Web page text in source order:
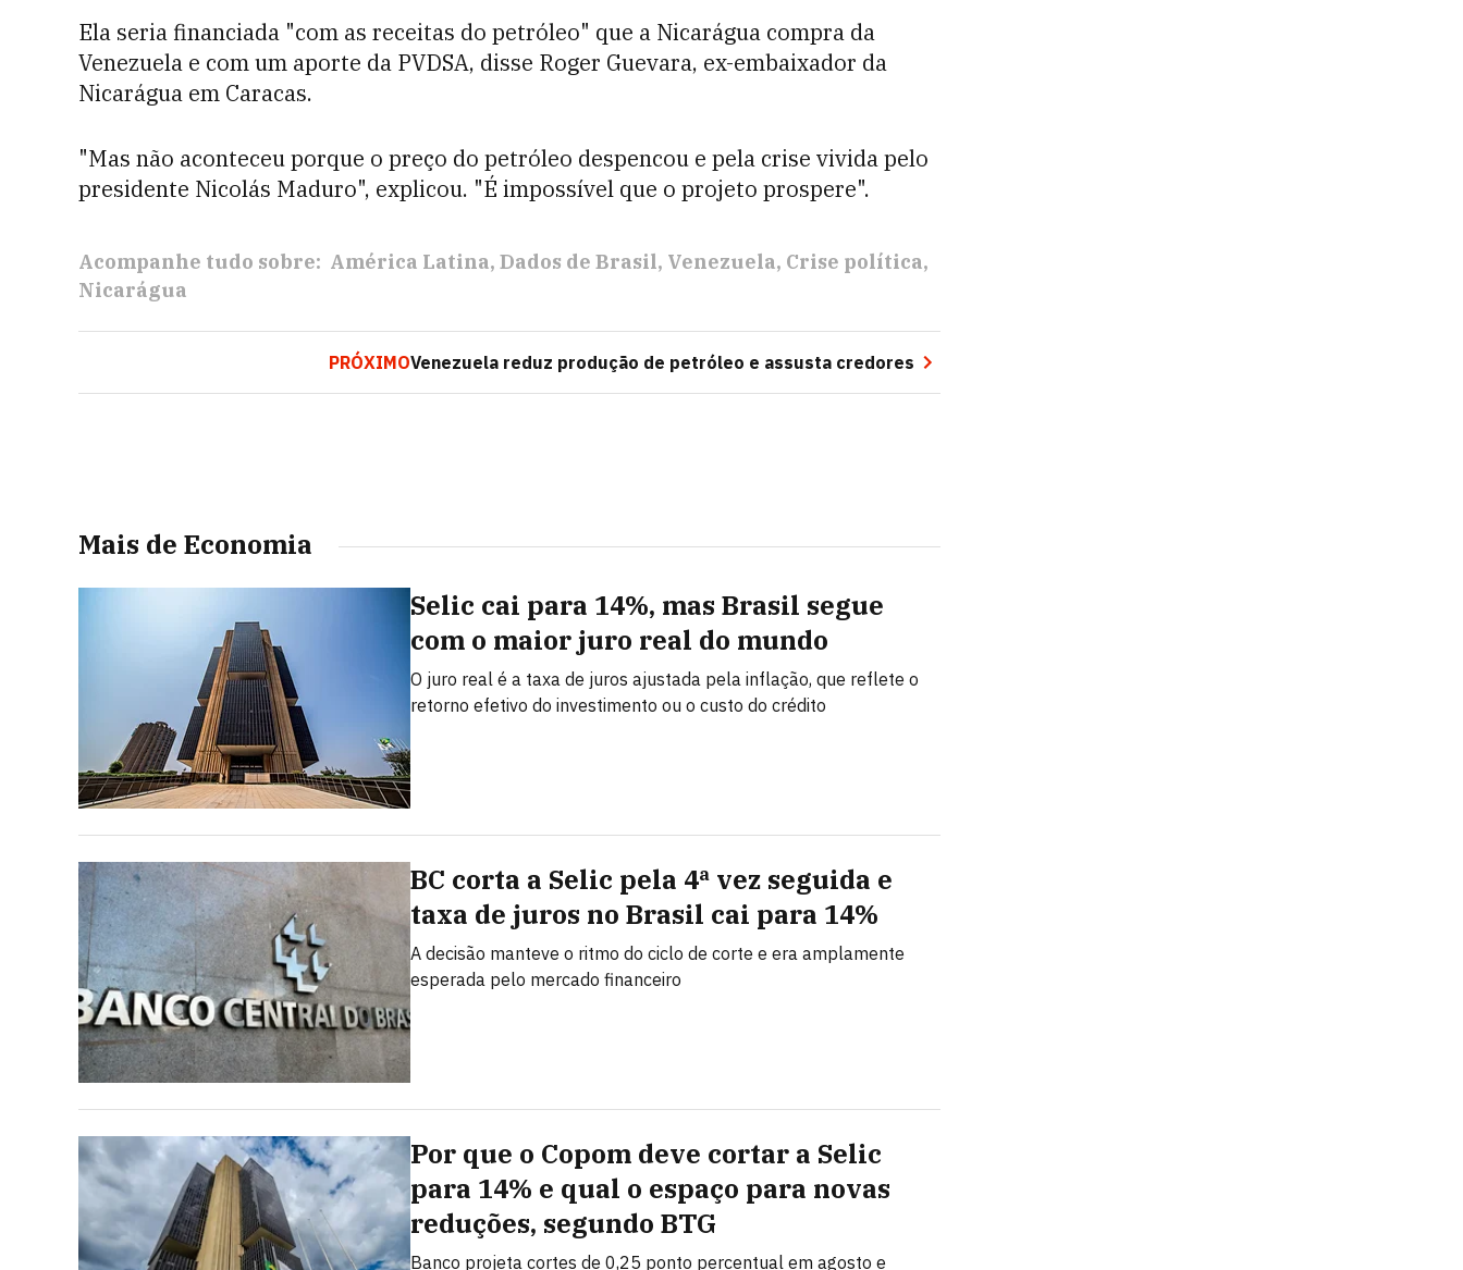
Ela seria financiada "com as receitas do petróleo" que a Nicarágua compra da
Venezuela e com um aporte da PVDSA, disse Roger Guevara, ex-embaixador da
Nicarágua em Caracas.
"Mas não aconteceu porque o preço do petróleo despencou e pela crise vivida pelo
presidente Nicolás Maduro", explicou. "É impossível que o projeto prospere".
Acompanhe tudo sobre: América Latina Dados de Brasil Venezuela Crise política
Nicarágua
PRÓXIMOVenezuela reduz produção de petróleo e assusta credores
Mais de Economia
Selic cai para 14%, mas Brasil segue
com o maior juro real do mundo
O juro real é a taxa de juros ajustada pela inflação, que reflete o
retorno efetivo do investimento ou o custo do crédito
BC corta a Selic pela 4ª vez seguida e
taxa de juros no Brasil cai para 14%
A decisão manteve o ritmo do ciclo de corte e era amplamente
esperada pelo mercado financeiro
Por que o Copom deve cortar a Selic
para 14% e qual o espaço para novas
reduções, segundo BTG
Banco projeta cortes de 0,25 ponto percentual em agosto e